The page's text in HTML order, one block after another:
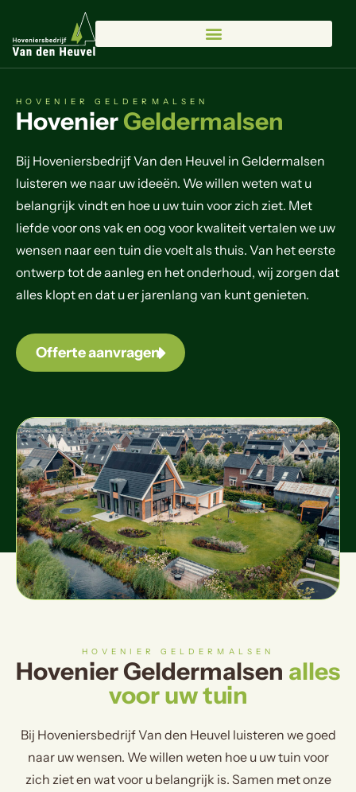
HOVENIER GELDERMALSEN
HovenierGeldermalsen
Bij Hoveniersbedrijf Van den Heuvel in Geldermalsen
luisteren we naar uw ideeën. We willen weten wat u
belangrijk vindt en hoe u uw tuin voor zich ziet. Met
liefde voor ons vak en oog voor kwaliteit vertalen we uw
wensen naar een tuin die voelt als thuis. Van het eerste
ontwerp tot de aanleg en het onderhoud, wij zorgen dat
alles klopt en dat u er jarenlang van kunt genieten.
Offerte aanvragen
HOVENIER GELDERMALSEN
Hovenier Geldermalsen alles
voor uw tuin
Bij Hoveniersbedrijf Van den Heuvel luisteren we goed
naar uw wensen. We willen weten hoe u uw tuin voor
zich ziet en wat voor u belangrijk is. Samen met onze